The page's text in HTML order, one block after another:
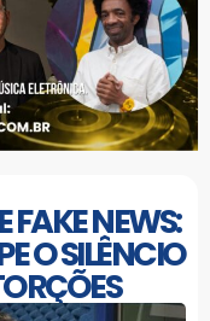
FAKE NEWS:
O SILÊNCIO